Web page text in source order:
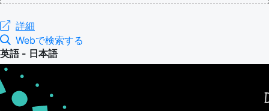
詳細
Webで検索する
英語 - 日本語